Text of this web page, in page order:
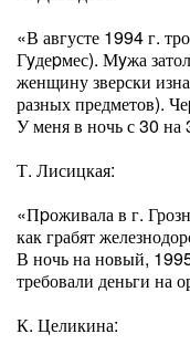
«В августе 1994 г.
Гyдеpмес). Мyжа
женщину зверски
разных предметов).
У меня в ночь с 30 на
Т. Лисицкая:
«Пpоживала в г.
как грабят
В ночь на новый,
требовали деньги на
К. Целикина: